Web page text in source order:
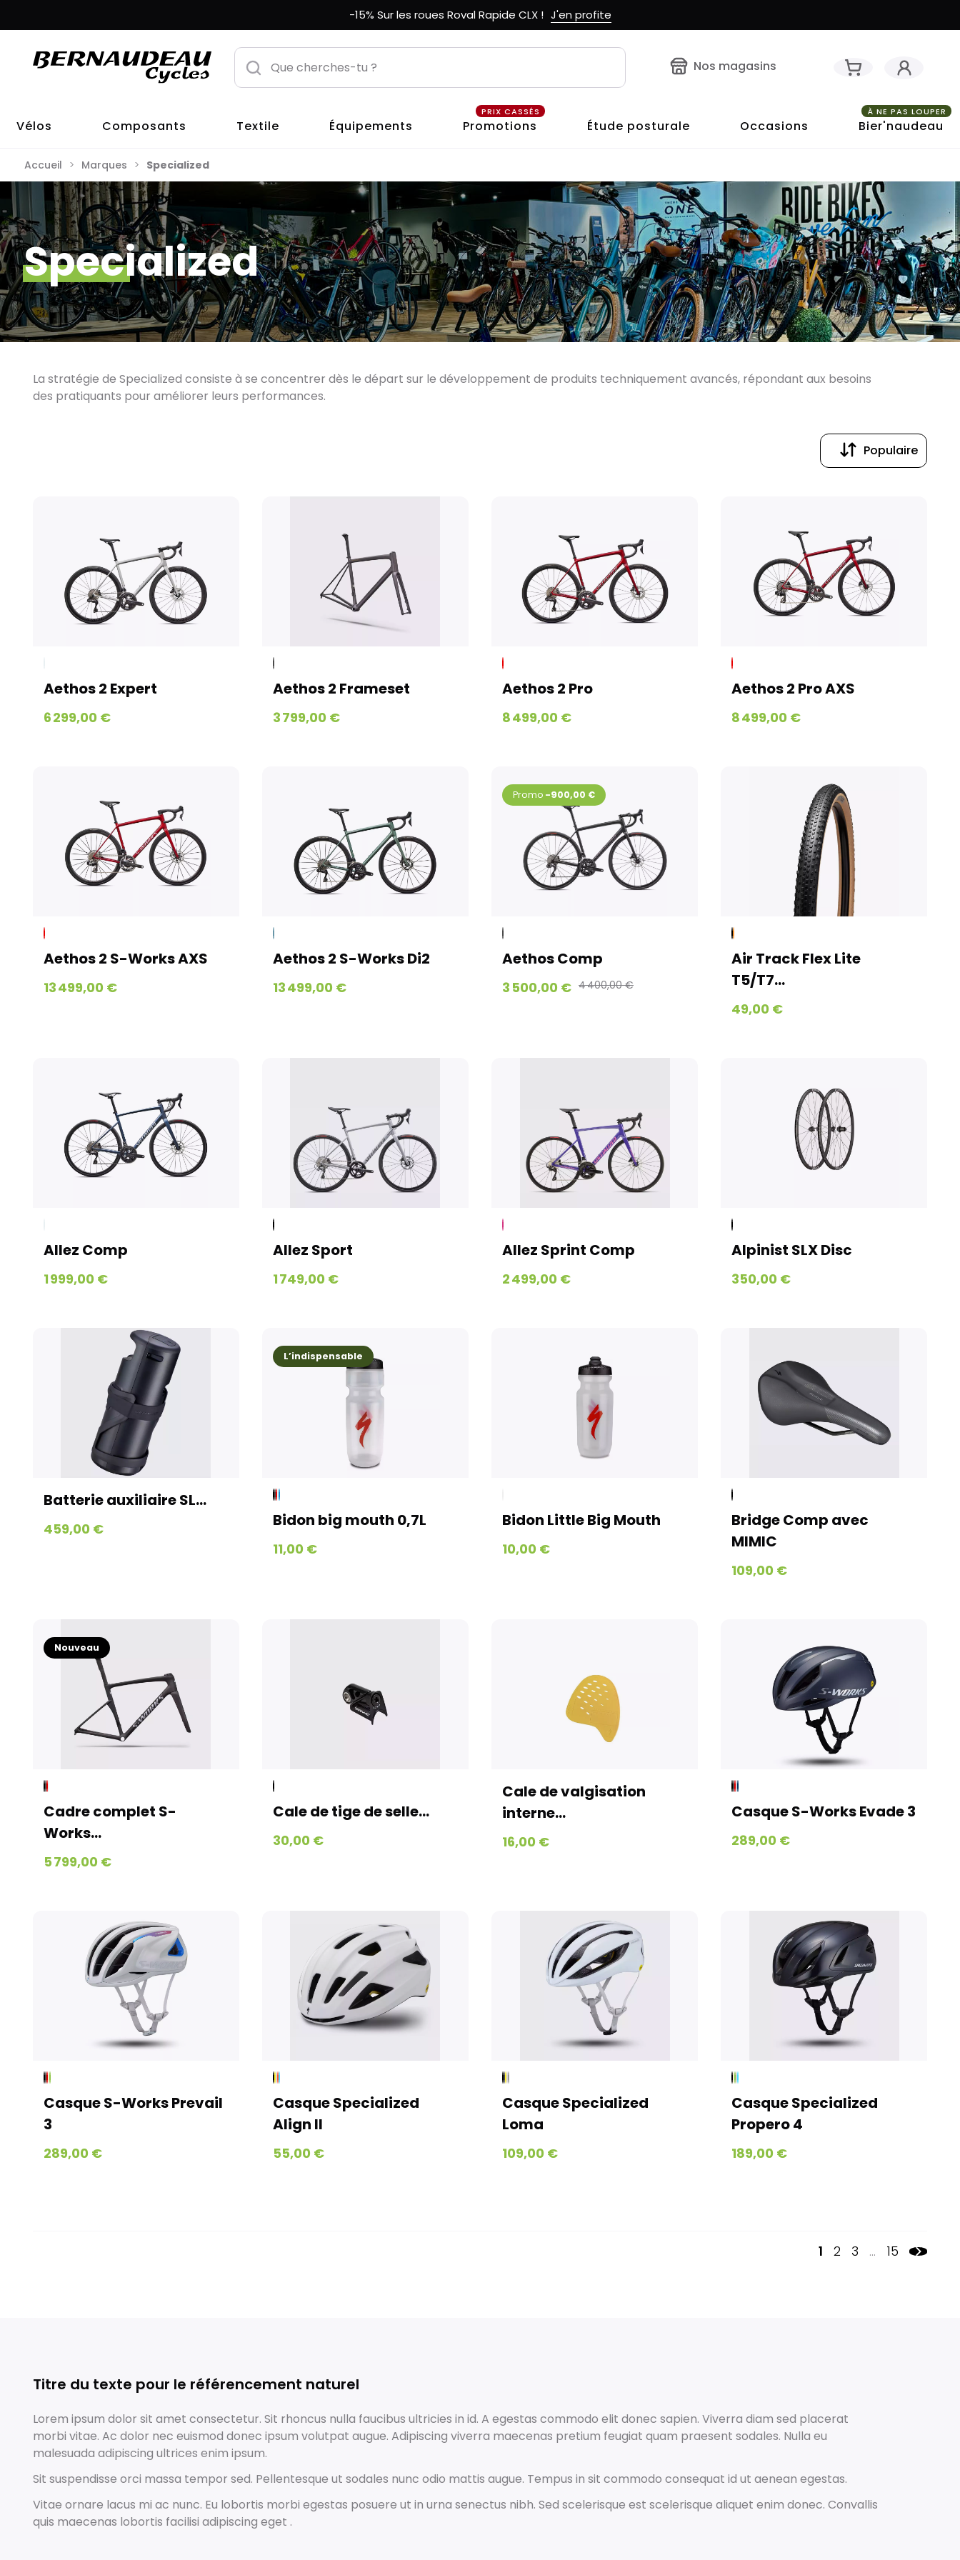
-15% Sur les roues Roval Rapide CLX ! J'en profite
Nos magasins
Vélos Composants Textile Équipements Promotions
PRIX CASSÉS
Étude posturale Occasions Bier'naudeau
À NE PAS LOUPER
Accueil Marques Specialized
Specialized
La stratégie de Specialized consiste à se concentrer dès le départ sur le développement de produits techniquement avancés, répondant aux besoins
des pratiquants pour améliorer leurs performances.
Populaire
Aethos 2 Expert
6 299,00 €
Aethos 2 Frameset
3 799,00 €
Aethos 2 Pro
8 499,00 €
Aethos 2 Pro AXS
8 499,00 €
Aethos 2 S-Works AXS
13 499,00 €
Aethos 2 S-Works Di2
13 499,00 €
-900,00 €
Aethos Comp
3 500,00 € 4 400,00 €
Air Track Flex Lite
T5/T7...
49,00 €
Allez Comp
1 999,00 €
Allez Sport
1 749,00 €
Allez Sprint Comp
2 499,00 €
Alpinist SLX Disc
350,00 €
Batterie auxiliaire SL...
459,00 €
L’indispensable
Bidon big mouth 0,7L
11,00 €
Bidon Little Big Mouth
10,00 €
Bridge Comp avec
MIMIC
109,00 €
Nouveau
Cadre complet S-
Works...
5 799,00 €
Cale de tige de selle...
30,00 €
Cale de valgisation
interne...
16,00 €
Casque S-Works Evade 3
289,00 €
Casque S-Works Prevail
3
289,00 €
Casque Specialized
Align II
55,00 €
Casque Specialized
Loma
109,00 €
Casque Specialized
Propero 4
189,00 €
1 2 3 … 15
Titre du texte pour le référencement naturel
Lorem ipsum dolor sit amet consectetur. Sit rhoncus nulla faucibus ultricies in id. A egestas commodo elit donec sapien. Viverra diam sed placerat
morbi vitae. Ac dolor nec euismod donec ipsum volutpat augue. Adipiscing viverra maecenas pretium feugiat quam praesent sodales. Nulla eu
malesuada adipiscing ultrices enim ipsum.
Sit suspendisse orci massa tempor sed. Pellentesque ut sodales nunc odio mattis augue. Tempus in sit commodo consequat id ut aenean egestas.
Vitae ornare lacus mi ac nunc. Eu lobortis morbi egestas posuere ut in urna senectus nibh. Sed scelerisque est scelerisque aliquet enim donec. Convallis
quis maecenas lobortis facilisi adipiscing eget .